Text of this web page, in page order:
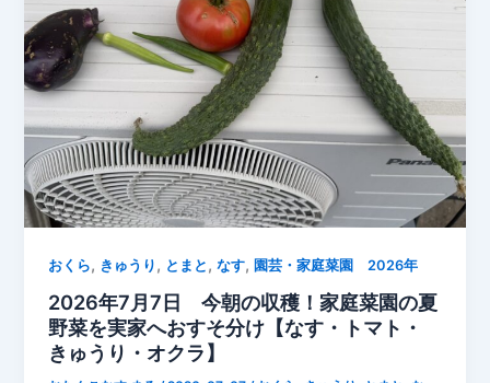
穫
が
ス
タ
ー
ト！
今
年
最
初
完
熟
ブ
おくら, きゅうり , とまと ,なす,園芸・家庭菜園 2026年
2026年7月7日 今朝の収穫！家庭菜園の夏
野菜を実家へおすそ分け【なす・トマト・
きゅうり・オクラ】